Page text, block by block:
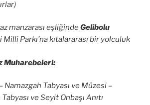
manzarası eşliğindeGelibolu
Milli Parkı’na kıtalararası bir yolculuk
Muharebeleri:
Tabyası ve Müzesi –
ve Seyit Onbaşı Anıtı